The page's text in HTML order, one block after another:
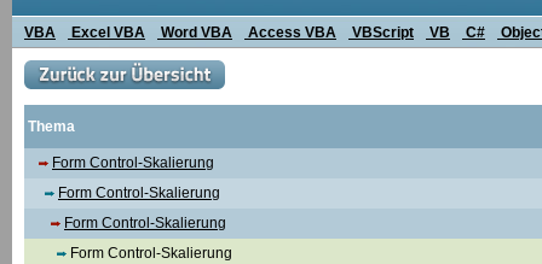
VBA Excel VBA Word VBA Access VBA VBScript VB C#
Thema
Form Control-Skalierung
Form Control-Skalierung
Form Control-Skalierung
Form Control-Skalierung